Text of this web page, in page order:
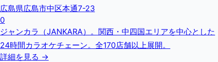
広島県広島市中区本通7-23
0
ジャンカラ（JANKARA）。関西・中四国エリアを中心とした
24時間カラオケチェーン。全170店舗以上展開。
詳細を見る →